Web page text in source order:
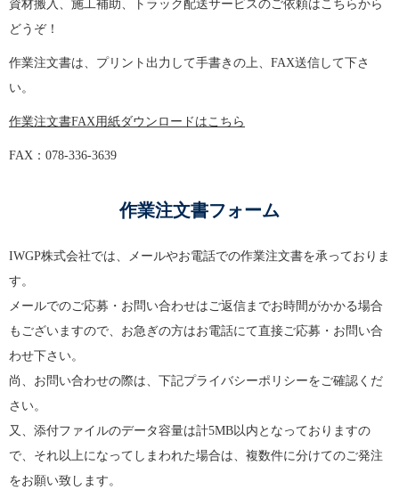
資材搬入、施工補助、トラック配送サービスのご依頼はこちらから
どうぞ！
作業注文書は、プリント出力して手書きの上、FAX送信して下さ
い。
作業注文書FAX用紙ダウンロードはこちら
FAX：078-336-3639
作業注文書フォーム
IWGP株式会社では、メールやお電話での作業注文書を承っておりま
す。
メールでのご応募・お問い合わせはご返信までお時間がかかる場合
もございますので、お急ぎの方はお電話にて直接ご応募・お問い合
わせ下さい。
尚、お問い合わせの際は、下記プライバシーポリシーをご確認くだ
さい。
又、添付ファイルのデータ容量は計5MB以内となっておりますの
で、それ以上になってしまわれた場合は、複数件に分けてのご発注
をお願い致します。